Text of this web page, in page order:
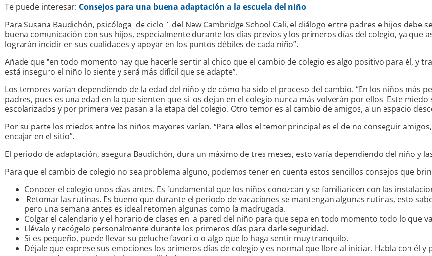
Te puede interesar: Consejos para una buena adaptación a la escuela del niño
Para Susana Baudichón, psicóloga de ciclo 1 del New Cambridge School Cali, el diálogo entre padres e hijos debe
buena comunicación con sus hijos, especialmente durante los días previos y los primeros días del colegio, ya que
lograrán incidir en sus cualidades y apoyar en los puntos débiles de cada niño”.
Añade que “en todo momento hay que hacerle sentir al chico que el cambio de colegio es algo positivo para él, y
está inseguro el niño lo siente y será más difícil que se adapte”.
Los temores varían dependiendo de la edad del niño y de cómo ha sido el proceso del cambio. “En los niños más
padres, pues es una edad en la que sienten que si los dejan en el colegio nunca más volverán por ellos. Este
escolarizados y por primera vez pasan a la etapa del colegio. Otro temor es al cambio de amigos, a un espacio
Por su parte los miedos entre los niños mayores varían. “Para ellos el temor principal es el de no conseguir
encajar en el sitio”.
El periodo de adaptación, asegura Baudichón, dura un máximo de tres meses, esto varía dependiendo del niño y
Para que el cambio de colegio no sea problema alguno, podemos tener en cuenta estos sencillos consejos que
Conocer el colegio unos días antes. Es fundamental que los niños conozcan y se familiaricen con las
Retomar las rutinas. Es bueno que durante el periodo de vacaciones se mantengan algunas rutinas, esto
pero una semana antes es ideal retomen algunas como la madrugada.
Colgar el calendario y el horario de clases en la pared del niño para que sepa en todo momento todo lo que
Llévalo y recógelo personalmente durante los primeros días para darle seguridad.
Si es pequeño, puede llevar su peluche favorito o algo que lo haga sentir muy tranquilo.
Déjale que exprese sus emociones los primeros días de colegio y es normal que llore al iniciar. Habla con él